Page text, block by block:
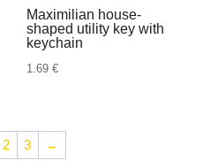
Maximilian house-
shaped utility key with
keychain
1.69€
2 3 →